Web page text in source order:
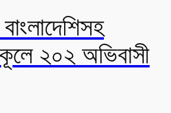
২০২ অভিবাসী